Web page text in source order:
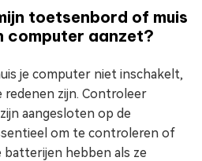
toetsenbord of muis
computer aanzet?
je computer niet inschakelt,
redenen zijn. Controleer
aangesloten op de
om te controleren of
hebben als ze